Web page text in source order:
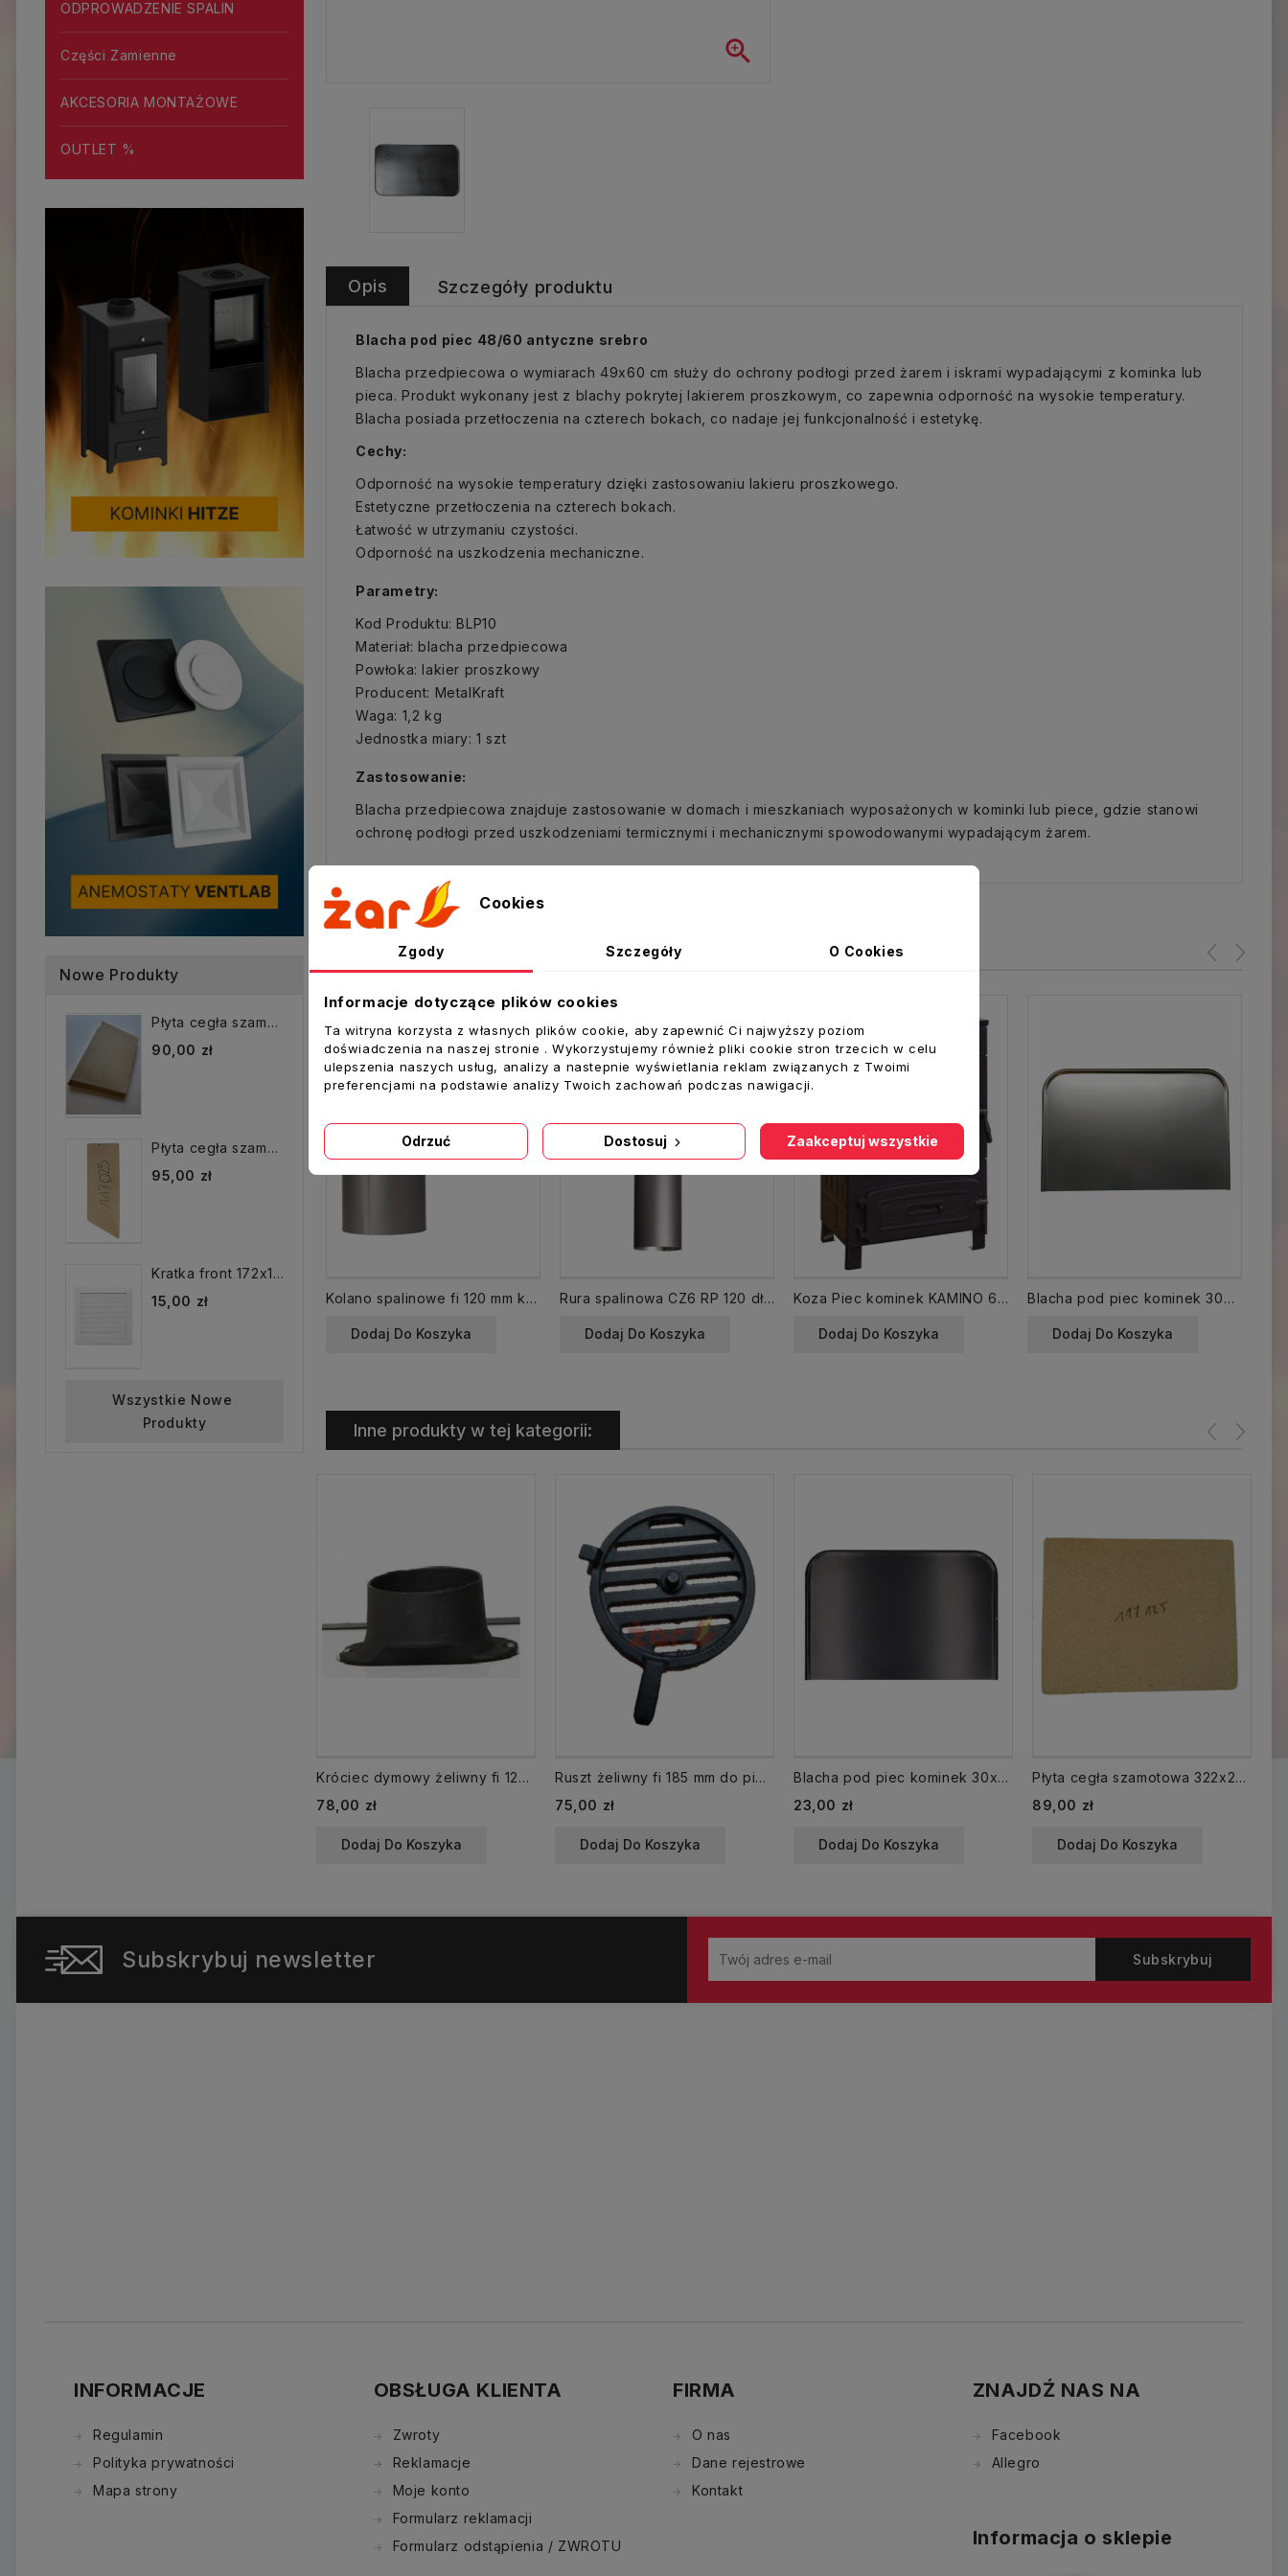
ODPROWADZENIE SPALIN
Części Zamienne
AKCESORIA MONTAŻOWE
OUTLET %
Nowe Produkty
Płyta cegła szamotowa...
90,00 zł
Płyta cegła szamotowa...
95,00 zł
Kratka front 172x172 mm...
15,00 zł
Wszystkie Nowe
Produkty

Opis Szczegóły produktu
Blacha pod piec 48/60 antyczne srebro
Blacha przedpiecowa o wymiarach 49x60 cm służy do ochrony podłogi przed żarem i iskrami wypadającymi z kominka lub
pieca. Produkt wykonany jest z blachy pokrytej lakierem proszkowym, co zapewnia odporność na wysokie temperatury.
Blacha posiada przetłoczenia na czterech bokach, co nadaje jej funkcjonalność i estetykę.
Cechy:
Odporność na wysokie temperatury dzięki zastosowaniu lakieru proszkowego.
Estetyczne przetłoczenia na czterech bokach.
Łatwość w utrzymaniu czystości.
Odporność na uszkodzenia mechaniczne.
Parametry:
Kod Produktu: BLP10
Materiał: blacha przedpiecowa
Powłoka: lakier proszkowy
Producent: MetalKraft
Waga: 1,2 kg
Jednostka miary: 1 szt
Zastosowanie:
Blacha przedpiecowa znajduje zastosowanie w domach i mieszkaniach wyposażonych w kominki lub piece, gdzie stanowi
ochronę podłogi przed uszkodzeniami termicznymi i mechanicznymi spowodowanymi wypadającym żarem.
Sprzedaż krzyżowa produktów
Kolano spalinowe fi 120 mm kąt 90 st. stałe CZ6
Dodaj Do Koszyka
Rura spalinowa CZ6 RP 120 dł.1000 mm CZ6 grafit
Dodaj Do Koszyka
Koza Piec kominek KAMINO 6 kW NOSTALGIA TYŁ szyba
Dodaj Do Koszyka
Blacha pod piec kominek 30x50 cm ocynkowana
Dodaj Do Koszyka
Inne produkty w tej kategorii:
Króciec dymowy żeliwny fi 120 mm do Kamino Salgo W5010601800084
Cena
78,00 zł
Dodaj Do Koszyka
Ruszt żeliwny fi 185 mm do pieca CALOR / KAMINO 8 W5011400171084
Cena
75,00 zł
Dodaj Do Koszyka
Blacha pod piec kominek 30x50 cm czarna
Cena
23,00 zł
Dodaj Do Koszyka
Płyta cegła szamotowa 322x258 mm 117125 CALOR
Cena
89,00 zł
Dodaj Do Koszyka
Subskrybuj newsletter
INFORMACJE
Regulamin
Polityka prywatności
Mapa strony
OBSŁUGA KLIENTA
Zwroty
Reklamacje
Moje konto
Formularz reklamacji
Formularz odstąpienia / ZWROTU
FIRMA
O nas
Dane rejestrowe
Kontakt
ZNAJDŹ NAS NA
Facebook
Allegro
Informacja o sklepie
Cookies
Zgody Szczegóły O Cookies
Informacje dotyczące plików cookies
Ta witryna korzysta z własnych plików cookie, aby zapewnić Ci najwyższy poziom
doświadczenia na naszej stronie . Wykorzystujemy również pliki cookie stron trzecich w celu
ulepszenia naszych usług, analizy a nastepnie wyświetlania reklam związanych z Twoimi
preferencjami na podstawie analizy Twoich zachowań podczas nawigacji.
Odrzuć Dostosuj Zaakceptuj wszystkie